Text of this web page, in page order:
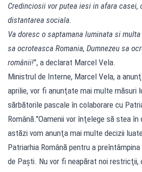
Credinciosii vor putea iesi in afara casei,
distantarea sociala.
Va doresc o saptamana luminata si
sa ocroteasca Romania, Dumnezeu sa
românii!”, a declarat Marcel Vela.
Ministrul de Interne, Marcel Vela, a
aprilie, vor fi anunţate mai multe măsuri
sărbătorile pascale în colaborare cu
Română."Oamenii vor înţelege să stea în
astăzi vom anunţa mai multe decizii
Patriarhia Română pentru a
de Paşti. Nu vor fi neapărat noi restricţii,